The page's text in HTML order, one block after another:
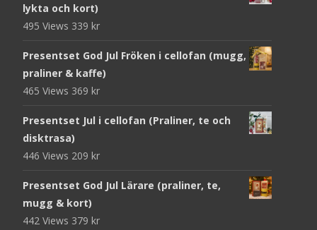
lykta och kort)
495 Views 339 kr
Presentset God Jul Fröken i cellofan (mugg,
praliner & kaffe)
465 Views 369 kr
Presentset Jul i cellofan (Praliner, te och
disktrasa)
446 Views 209 kr
Presentset God Jul Lärare (praliner, te,
mugg & kort)
442 Views 379 kr